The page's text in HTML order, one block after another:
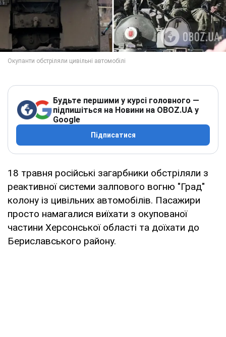
Будьте першими у курсі головного —
підпишіться на Новини на OBOZ.UA у
Google
Підписатися
18 травня російські загарбники обстріляли з
реактивної системи залпового вогню "Град"
колону із цивільних автомобілів. Пасажири
просто намагалися виїхати з окупованої
частини Херсонської області та доїхати до
Бериславського району.